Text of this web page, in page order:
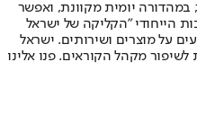
יומית מקוונת, ואפשר
הייחודי "הקליקה של ישראל
על מוצרים ושירותים. ישראל
מקהל הקוראים. פנו אלינו